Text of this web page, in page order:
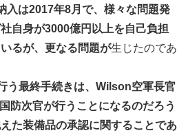
入は2017年8月で、様々な問題発
自身が3000億円以上を自己負担
るが、更なる問題が生じたのであ
う最終手続きは、Wilson空軍長官
防次官が行うことになるのだろう
た装備品の承認に関することであ